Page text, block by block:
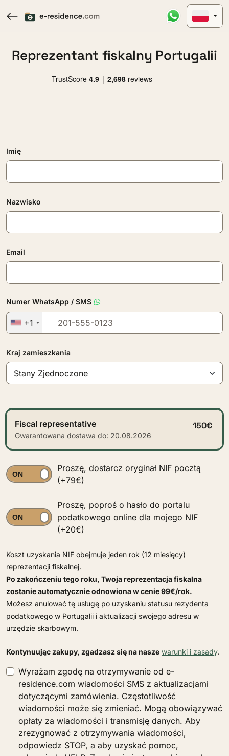
Reprezentant fiskalny Portugalii
Imię
Nazwisko
Email
Numer WhatsApp / SMS
+1
Kraj zamieszkania
Fiscal representative 150€
Gwarantowana dostawa do: 20.08.2026
Proszę, dostarcz oryginał NIF pocztą
(+79€)
Proszę, poproś o hasło do portalu
podatkowego online dla mojego NIF
(+20€)
Koszt uzyskania NIF obejmuje jeden rok (12 miesięcy)
reprezentacji fiskalnej.
Po zakończeniu tego roku, Twoja reprezentacja fiskalna
zostanie automatycznie odnowiona w cenie 99€/rok.
Możesz anulować tę usługę po uzyskaniu statusu rezydenta
podatkowego w Portugalii i aktualizacji swojego adresu w
urzędzie skarbowym.
Kontynuując zakupy, zgadzasz się na nasze warunki i zasady.
Wyrażam zgodę na otrzymywanie od e-
residence.com wiadomości SMS z aktualizacjami
dotyczącymi zamówienia. Częstotliwość
wiadomości może się zmieniać. Mogą obowiązywać
opłaty za wiadomości i transmisję danych. Aby
zrezygnować z otrzymywania wiadomości,
odpowiedz STOP, a aby uzyskać pomoc,